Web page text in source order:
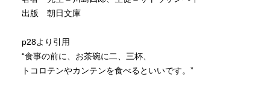
出版 朝日文庫
p28より引用
“食事の前に、お茶碗に二、三杯、
トコロテンやカンテンを食べるといいです。”